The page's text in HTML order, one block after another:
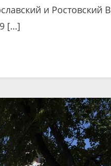
и Ростовский
[…]